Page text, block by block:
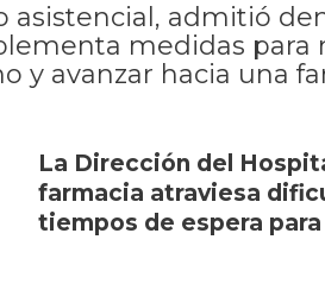
asistencial, admitió
medidas para
y avanzar hacia una
La Dirección del
farmacia atraviesa
tiempos de espera